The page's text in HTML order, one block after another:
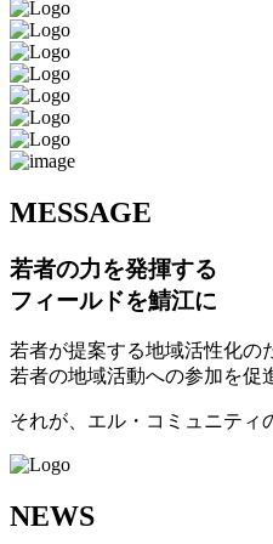
MESSAGE
若者の力を発揮する
フィールドを鯖江に
若者が提案する地域活性化の
若者の地域活動への参加を促
それが、エル・コミュニティ
NEWS